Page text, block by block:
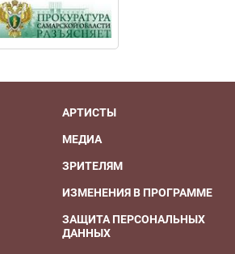
АРТИСТЫ
МЕДИА
ЗРИТЕЛЯМ
ИЗМЕНЕНИЯ В ПРОГРАММЕ
ЗАЩИТА ПЕРСОНАЛЬНЫХ
ДАННЫХ